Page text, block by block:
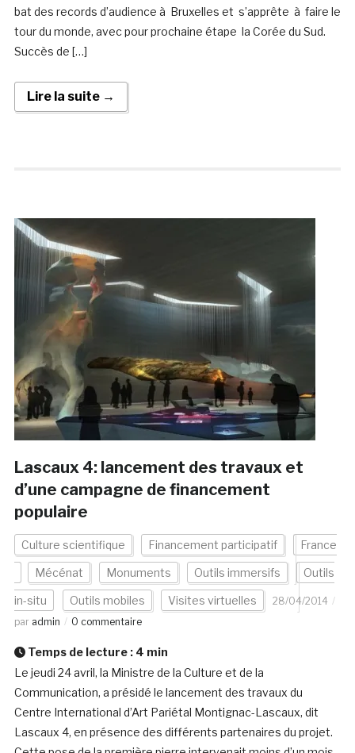
bat des records d’audience à Bruxelles et s’apprête à faire le
tour du monde, avec pour prochaine étape la Corée du Sud.
Succès de […]
Lire la suite →
Lascaux 4: lancement des travaux et
d’une campagne de financement
populaire
Culture scientifique Financement participatif France
Mécénat Monuments Outils immersifs Outils
in-situ Outils mobiles Visites virtuelles
28/04/2014
par admin 0 commentaire
Temps de lecture : 4 min
Le jeudi 24 avril, la Ministre de la Culture et de la
Communication, a présidé le lancement des travaux du
Centre International d’Art Pariétal Montignac-Lascaux, dit
Lascaux 4, en présence des différents partenaires du projet.